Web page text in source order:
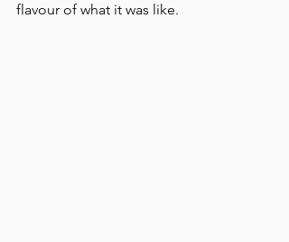
flavour of what it was like.